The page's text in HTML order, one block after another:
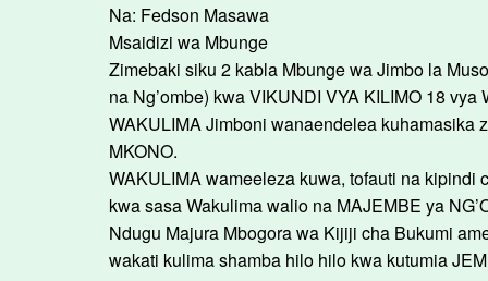
Na: Fedson Masawa
Msaidizi wa Mbunge
Zimebaki siku 2 kabla Mbunge wa Jimbo la
na Ng’ombe) kwa VIKUNDI VYA KILIMO 18
WAKULIMA Jimboni wanaendelea kuhamasika
MKONO.
WAKULIMA wameeleza kuwa, tofauti na
kwa sasa Wakulima walio na MAJEMBE ya
Ndugu Majura Mbogora wa Kijiji cha Bukumi
wakati kulima shamba hilo hilo kwa kutumia